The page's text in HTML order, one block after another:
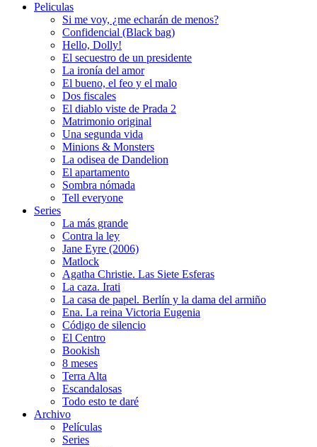
Peliculas
Si me voy, ¿me echarán de menos?
Confidencial (Black bag)
Hello, Dolly!
El secuestro de un presidente
La ironía del amor
El bueno, el feo y el malo
Dos fiscales
El diablo viste de Prada 2
Matrimonio original
Una segunda vida
Minions & Monsters
La odisea de Dandelion
El apartamento
Sombra nómada
Tell everyone
Series
La más grande
Contra la ley
Jane Eyre (2006)
Matlock
Agatha Christie. Las Siete Esferas
La caza. Irati
La casa de papel. Berlín y la dama del armiño
Ena. La reina Victoria Eugenia
Código de silencio
El Centro
Bookish
8 meses
Terra Alta
Escandalosas
Todo esto te daré
Archivo
Películas
Series